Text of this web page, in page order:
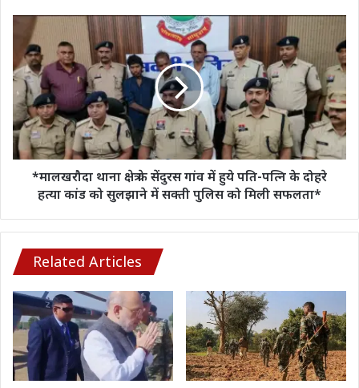
VIDEO
वायरल
*मालखरौदा
क्षेत्र
के
सेंदुरस
गांव
में
हुये
पति-
को
सुलझाने
में
सक्ती
पुलिस
मिली
सफलता*
*मालखरौदा थाना क्षेत्र के सेंदुरस गांव में हुये पति-पत्नि के दोहरे
हत्या कांड को सुलझाने में सक्ती पुलिस को मिली सफलता*
Related Articles